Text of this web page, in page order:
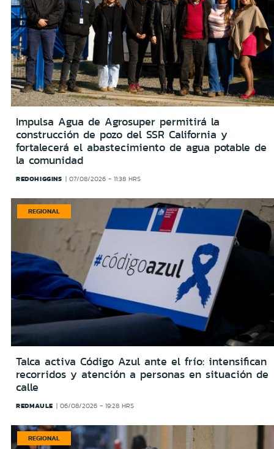
Impulsa Agua de Agrosuper permitirá la
construcción de pozo del SSR California y
fortalecerá el abastecimiento de agua potable de
la comunidad
REDOHIGGINS 07/08/2026 - 11:38 HRS
REGIONAL
Talca activa Código Azul ante el frío: intensifican
recorridos y atención a personas en situación de
calle
REDMAULE 06/08/2026 - 19:28 HRS
REGIONAL